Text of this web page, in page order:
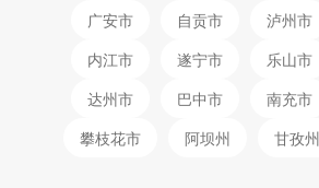
广安市
自贡市 泸州市
内江市
遂宁市 乐山市
达州市
巴中市 南充市
攀枝花市
阿坝州 甘孜州